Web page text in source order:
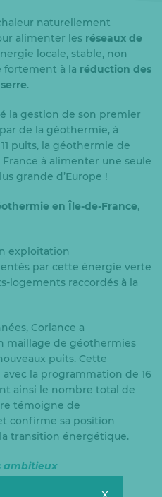
naturellement
alimenter les réseaux de
locale, stable, non
à la réduction des
.
la gestion de son premier
de la géothermie, à
puits, la géothermie de
à alimenter une seule
grande d’Europe !
en Île-de-France,
exploitation
par cette énergie verte
logements raccordés à la
Coriance a
maillage de géothermies
puits. Cette
la programmation de 16
ainsi le nombre total de
témoigne de
confirme sa position
transition énergétique.
ambitieux